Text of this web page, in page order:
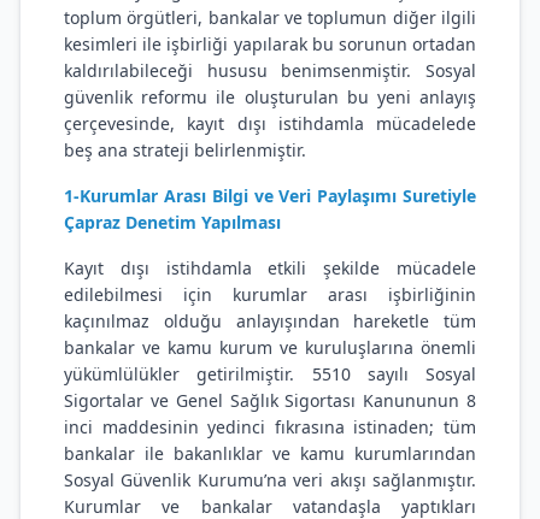
toplum örgütleri, bankalar ve toplumun diğer ilgili
kesimleri ile işbirliği yapılarak bu sorunun ortadan
kaldırılabileceği hususu benimsenmiştir. Sosyal
güvenlik reformu ile oluşturulan bu yeni anlayış
çerçevesinde, kayıt dışı istihdamla mücadelede
beş ana strateji belirlenmiştir.
1-Kurumlar Arası Bilgi ve Veri Paylaşımı Suretiyle
Çapraz Denetim Yapılması
Kayıt dışı istihdamla etkili şekilde mücadele
edilebilmesi için kurumlar arası işbirliğinin
kaçınılmaz olduğu anlayışından hareketle tüm
bankalar ve kamu kurum ve kuruluşlarına önemli
yükümlülükler getirilmiştir. 5510 sayılı Sosyal
Sigortalar ve Genel Sağlık Sigortası Kanununun 8
inci maddesinin yedinci fıkrasına istinaden; tüm
bankalar ile bakanlıklar ve kamu kurumlarından
Sosyal Güvenlik Kurumu’na veri akışı sağlanmıştır.
Kurumlar ve bankalar vatandaşla yaptıkları